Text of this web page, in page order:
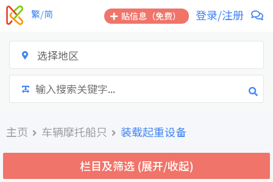
跳
到
贴信息（免费） 登录/注册
繁/简
选择地区
主页 车辆摩托船只 装载起重设备
栏目及筛选 (展开/收起)